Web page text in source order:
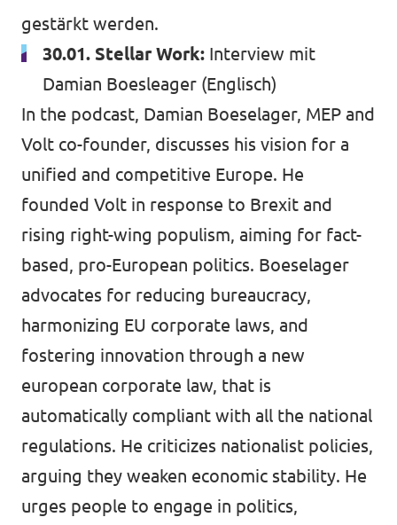
gestärkt werden.
30.01. Stellar Work: Interview mit
Damian Boesleager (Englisch)
In the podcast, Damian Boeselager, MEP and
Volt co-founder, discusses his vision for a
unified and competitive Europe. He
founded Volt in response to Brexit and
rising right-wing populism, aiming for fact-
based, pro-European politics. Boeselager
advocates for reducing bureaucracy,
harmonizing EU corporate laws, and
fostering innovation through a new
european corporate law, that is
automatically compliant with all the national
regulations. He criticizes nationalist policies,
arguing they weaken economic stability. He
urges people to engage in politics,